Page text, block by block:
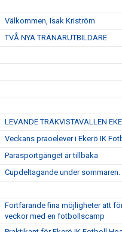
Välkommen, Isak Kriström
TVÅ NYA TRÄNARUTBILDARE
LEVANDE TRÄKVISTAVALLEN
Veckans praoelever i Ekerö IK
Parasportgänget är tillbaka
Cupdeltagande under sommaren.
Fortfarande fina möjligheter att
veckor med en fotbollscamp